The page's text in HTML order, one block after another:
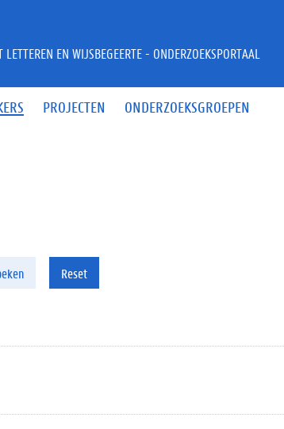
PROJECTEN ONDERZOEKSGROEPEN
LETTEREN EN WIJSBEGEERTE - ONDERZOEKSPORTAAL
Reset